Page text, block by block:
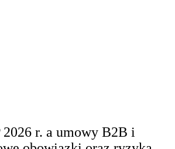
2026 r. a umowy B2B i